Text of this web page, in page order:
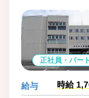
正社員・パート
給与 時給